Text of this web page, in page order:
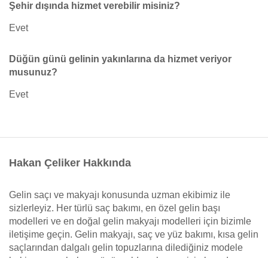
Şehir dışında hizmet verebilir misiniz?
Evet
Düğün günü gelinin yakınlarına da hizmet veriyor
musunuz?
Evet
Hakan Çeliker Hakkında
Gelin saçı ve makyajı konusunda uzman ekibimiz ile
sizlerleyiz. Her türlü saç bakımı, en özel gelin başı
modelleri ve en doğal gelin makyajı modelleri için bizimle
iletişime geçin. Gelin makyajı, saç ve yüz bakımı, kısa gelin
saçlarından dalgalı gelin topuzlarına dilediğiniz modele